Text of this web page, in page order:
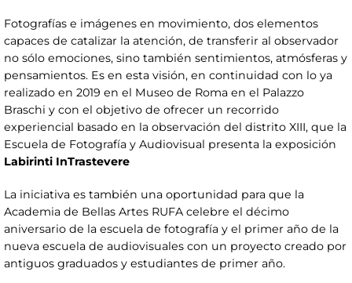
Fotografías e imágenes en movimiento, dos elementos
capaces de catalizar la atención, de transferir al observador
no sólo emociones, sino también sentimientos, atmósferas y
pensamientos. Es en esta visión, en continuidad con lo ya
realizado en 2019 en el Museo de Roma en el Palazzo
Braschi y con el objetivo de ofrecer un recorrido
experiencial basado en la observación del distrito XIII, que la
Escuela de Fotografía y Audiovisual presenta la exposición
Labirinti InTrastevere
La iniciativa es también una oportunidad para que la
Academia de Bellas Artes RUFA celebre el décimo
aniversario de la escuela de fotografía y el primer año de la
nueva escuela de audiovisuales con un proyecto creado por
antiguos graduados y estudiantes de primer año.